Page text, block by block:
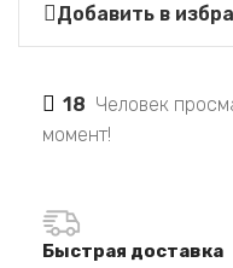
Добавить в
18 Человек
момент!
Быстрая доставка